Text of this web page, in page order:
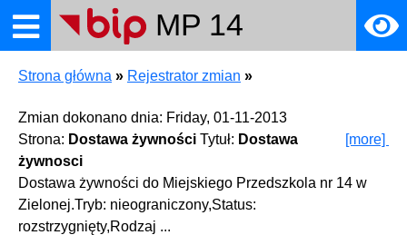
MP 14
Strona główna » Rejestrator zmian »
Zmian dokonano dnia: Friday, 01-11-2013
Strona: Dostawa żywności Tytuł: Dostawa
żywnosci
[more]
Dostawa żywności do Miejskiego Przedszkola nr 14 w
Zielonej.Tryb: nieograniczony,Status:
rozstrzygnięty,Rodzaj ...